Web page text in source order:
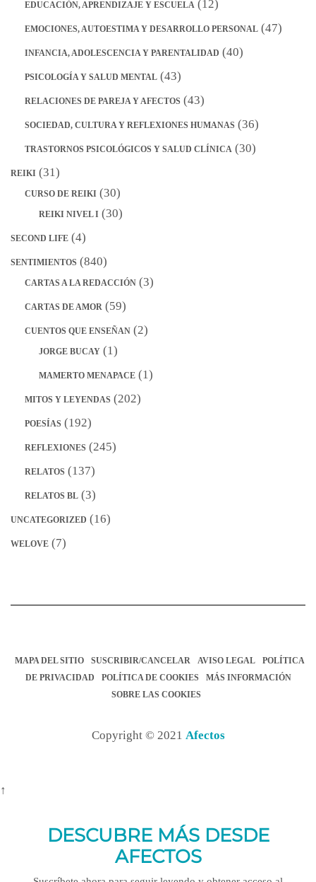
EDUCACIÓN, APRENDIZAJE Y ESCUELA (12)
EMOCIONES, AUTOESTIMA Y DESARROLLO PERSONAL (47)
INFANCIA, ADOLESCENCIA Y PARENTALIDAD (40)
PSICOLOGÍA Y SALUD MENTAL (43)
RELACIONES DE PAREJA Y AFECTOS (43)
SOCIEDAD, CULTURA Y REFLEXIONES HUMANAS (36)
TRASTORNOS PSICOLÓGICOS Y SALUD CLÍNICA (30)
REIKI (31)
CURSO DE REIKI (30)
REIKI NIVEL I (30)
SECOND LIFE (4)
SENTIMIENTOS (840)
CARTAS A LA REDACCIÓN (3)
CARTAS DE AMOR (59)
CUENTOS QUE ENSEÑAN (2)
JORGE BUCAY (1)
MAMERTO MENAPACE (1)
MITOS Y LEYENDAS (202)
POESÍAS (192)
REFLEXIONES (245)
RELATOS (137)
RELATOS BL (3)
UNCATEGORIZED (16)
WELOVE (7)
MAPA DEL SITIO SUSCRIBIR/CANCELAR AVISO LEGAL
POLÍTICA
DE PRIVACIDAD
POLÍTICA DE COOKIES
MÁS INFORMACIÓN
SOBRE LAS COOKIES
Copyright © 2021 Afectos
↑
DESCUBRE MÁS DESDE
AFECTOS